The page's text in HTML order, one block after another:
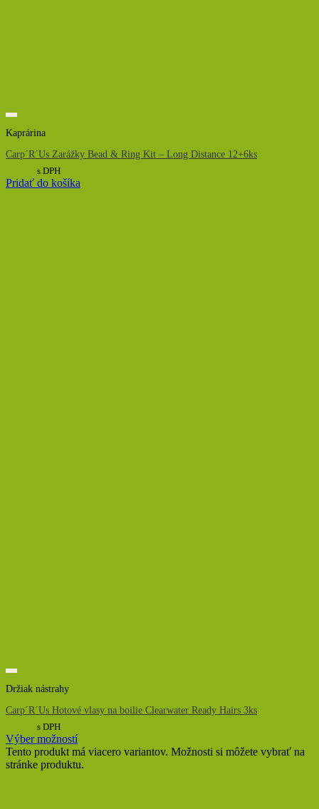
Kaprárina
Carp´R´Us Zarážky Bead & Ring Kit – Long Distance 12+6ks
s DPH
Pridať do košíka
Držiak nástrahy
Carp´R´Us Hotové vlasy na boilie Clearwater Ready Hairs 3ks
s DPH
Výber možností
Tento produkt má viacero variantov. Možnosti si môžete vybrať na
stránke produktu.